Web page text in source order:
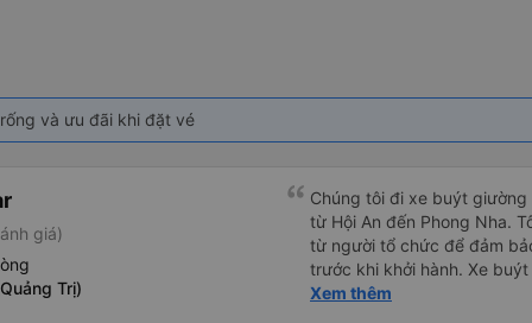
và ưu đãi khi đặt vé
giá)
Trị)
Chúng tôi đi xe buýt
từ Hội An đến Phong Nha.
từ người tổ chức để đảm
trước khi khởi hành. Xe
trạng tuyệt vời. Các khoang
Xem thêm